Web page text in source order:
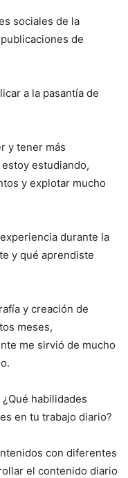
sociales de la
de
a la pasantía de
y tener más
estudiando,
y explotar mucho
durante la
y qué aprendiste
y creación de
meses,
me sirvió de mucho
habilidades
en tu trabajo diario?
con diferentes
el contenido diario